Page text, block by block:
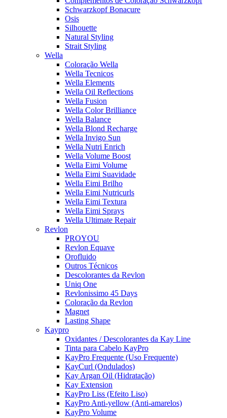
Schwarzkopf Bonacure
Osis
Silhouette
Natural Styling
Strait Styling
Wella
Coloração Wella
Wella Tecnicos
Wella Elements
Wella Oil Reflections
Wella Fusion
Wella Color Brilliance
Wella Balance
Wella Blond Recharge
Wella Invigo Sun
Wella Nutri Enrich
Wella Volume Boost
Wella Eimi Volume
Wella Eimi Suavidade
Wella Eimi Brilho
Wella Eimi Nutricurls
Wella Eimi Textura
Wella Eimi Sprays
Wella Ultimate Repair
Revlon
PROYOU
Revlon Equave
Orofluido
Outros Técnicos
Descolorantes da Revlon
Uniq One
Revlonissimo 45 Days
Coloração da Revlon
Magnet
Lasting Shape
Kaypro
Oxidantes / Descolorantes da Kay Line
Tinta para Cabelo KayPro
KayPro Frequente (Uso Frequente)
KayCurl (Ondulados)
Kay Argan Oil (Hidratação)
Kay Extension
KayPro Liss (Efeito Liso)
KayPro Anti-yellow (Anti-amarelos)
KayPro Volume